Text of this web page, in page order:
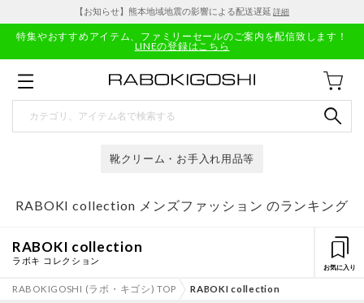
【お知らせ】熊本地域地震の影響による配送遅延 詳細
特集やおすすめアイテム、ファミリーセールのご案内を配信致します！
LINEの登録はこちら
靴クリーム・お手入れ用品等
RABOKI collection メンズファッション のランキング
RABOKI collection
ラボキ コレクション
お気に入り
RABOKIGOSHI (ラボ・キゴシ) TOP RABOKI collection